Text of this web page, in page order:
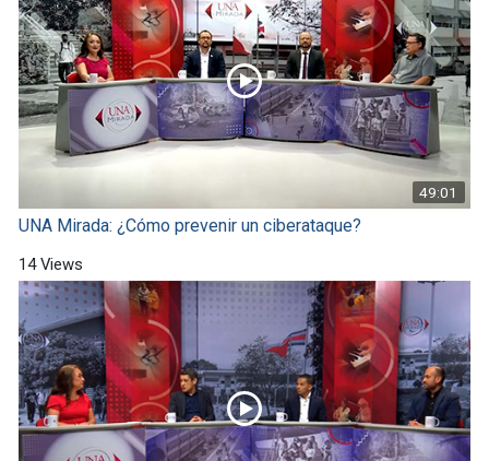
49:01
UNA Mirada: ¿Cómo prevenir un ciberataque?
14 Views